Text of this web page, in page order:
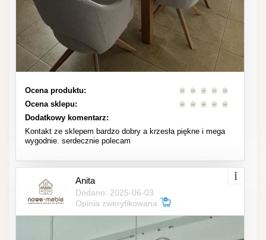
Ocena produktu:
Ocena sklepu:
Dodatkowy komentarz:
Kontakt ze sklepem bardzo dobry a krzesła piękne i mega
wygodnie. serdecznie polecam
Anita
Dodano: 2025-06-03
Opinia zweryfikowana